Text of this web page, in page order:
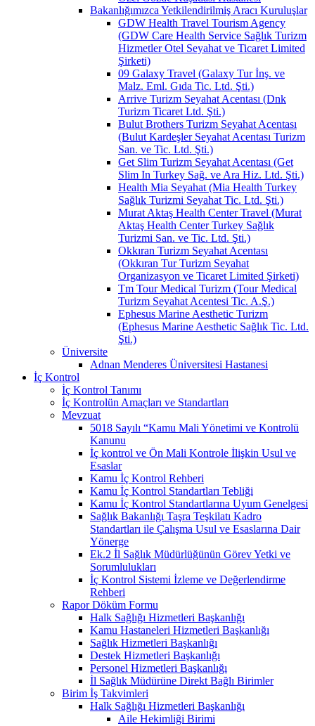
Bakanlığımızca Yetkilendirilmiş Aracı Kuruluşlar
GDW Health Travel Tourism Agency
(GDW Care Health Service Sağlık Turizm
Hizmetler Otel Seyahat ve Ticaret Limited
Şirketi)
09 Galaxy Travel (Galaxy Tur İnş. ve
Malz. Eml. Gıda Tic. Ltd. Şti.)
Arrive Turizm Seyahat Acentası (Dnk
Turizm Ticaret Ltd. Şti.)
Bulut Brothers Turizm Seyahat Acentası
(Bulut Kardeşler Seyahat Acentası Turizm
San. ve Tic. Ltd. Şti.)
Get Slim Turizm Seyahat Acentası (Get
Slim In Turkey Sağ. ve Ara Hiz. Ltd. Şti.)
Health Mia Seyahat (Mia Health Turkey
Sağlık Turizmi Seyahat Tic. Ltd. Şti.)
Murat Aktaş Health Center Travel (Murat
Aktaş Health Center Turkey Sağlık
Turizmi San. ve Tic. Ltd. Şti.)
Okkıran Turizm Seyahat Acentası
(Okkıran Tur Turizm Seyahat
Organizasyon ve Ticaret Limited Şirketi)
Tm Tour Medical Turizm (Tour Medical
Turizm Seyahat Acentesi Tic. A.Ş.)
Ephesus Marine Aesthetic Turizm
(Ephesus Marine Aesthetic Sağlık Tic. Ltd.
Şti.)
Üniversite
Adnan Menderes Üniversitesi Hastanesi
İç Kontrol
İç Kontrol Tanımı
İç Kontrolün Amaçları ve Standartları
Mevzuat
5018 Sayılı “Kamu Mali Yönetimi ve Kontrolü
Kanunu
İç kontrol ve Ön Mali Kontrole İlişkin Usul ve
Esaslar
Kamu İç Kontrol Rehberi
Kamu İç Kontrol Standartları Tebliği
Kamu İç Kontrol Standartlarına Uyum Genelgesi
Sağlık Bakanlığı Taşra Teşkilatı Kadro
Standartları ile Çalışma Usul ve Esaslarına Dair
Yönerge
Ek.2 İl Sağlık Müdürlüğünün Görev Yetki ve
Sorumlulukları
İç Kontrol Sistemi İzleme ve Değerlendirme
Rehberi
Rapor Döküm Formu
Halk Sağlığı Hizmetleri Başkanlığı
Kamu Hastaneleri Hizmetleri Başkanlığı
Sağlık Hizmetleri Başkanlığı
Destek Hizmetleri Başkanlığı
Personel Hizmetleri Başkanlığı
İl Sağlık Müdürüne Direkt Bağlı Birimler
Birim İş Takvimleri
Halk Sağlığı Hizmetleri Başkanlığı
Aile Hekimliği Birimi